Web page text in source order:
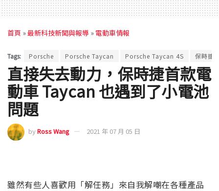
首頁 »最新科技新聞與報導 » 電動車情報
Tags: Porsche Porsche Taycan Porsche Taycan 4S 保時捷
直接失去動力，保時捷首款電
動車 Taycan 也遇到了小電池
問題
byRoss Wang 2021 年 07 月 05 日
雖然有些人喜歡用「解任務」來自我解嘲在各種產品